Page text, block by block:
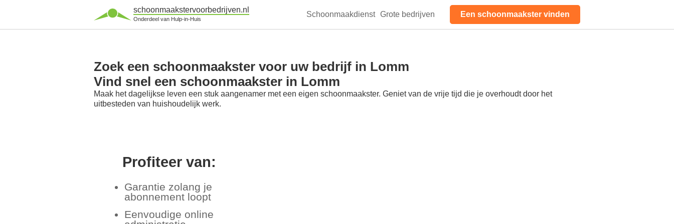
schoonmaakstervoorbedrijven.nl
Onderdeel van Hulp-in-Huis
Schoonmaakdienst Grote bedrijven Een schoonmaakster vinden
Zoek een schoonmaakster voor uw bedrijf in Lomm
Vind snel een schoonmaakster in Lomm
Maak het dagelijkse leven een stuk aangenamer met een eigen schoonmaakster. Geniet van de vrije tijd die je overhoudt door het
uitbesteden van huishoudelijk werk.
Profiteer van:
Garantie zolang je
abonnement loopt
Eenvoudige online